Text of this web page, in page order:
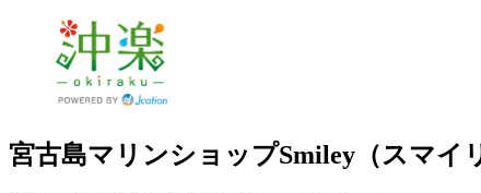
宮古島マリンショップSmiley（スマイ